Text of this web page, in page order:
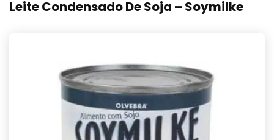
Leite Condensado De Soja – Soymilke